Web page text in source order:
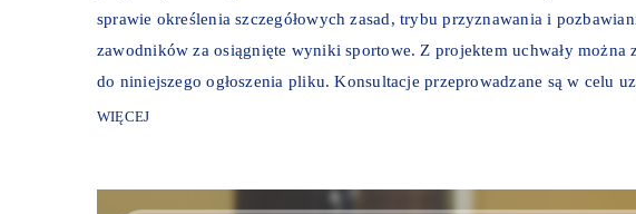
sprawie określenia szczegółowych zasad, trybu przyznawania i
zawodników za osiągnięte wyniki sportowe. Z projektem uchwały można
do niniejszego ogłoszenia pliku. Konsultacje przeprowadzane są w celu
WIĘCEJ